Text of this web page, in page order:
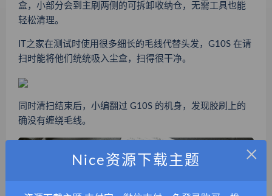
盒，小部分会到主刷两侧的可拆卸收纳仓，无需工具也能
轻松清理。
IT之家在测试时使用很多细长的毛线代替头发， G10S 在请
扫时能将他们统统吸入尘盒，扫得很干净。
同时清扫结束后，小编翻过 G10S 的机身，发现胶刷上的
确没有缠绕毛线。
×
Nice资源下载主题